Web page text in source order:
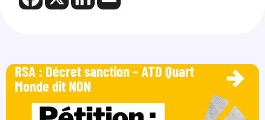
RSA : Décret sanction – ATD Quart
Monde dit NON